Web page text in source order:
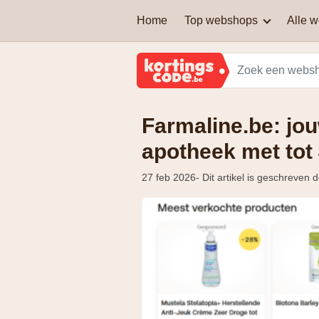
Home Top webshops
AEG
Martin's Hotels
Samsung
Zalando Lounge
Alle
Welke soort kortingscodes
zijn er?
Kan je een kortingscode
combineren om nog extra
korting te krijgen?
Farmaline.be:
apotheek met
27 feb 2026- Dit artikel is geschreven